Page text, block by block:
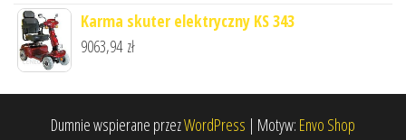
Karma skuter elektryczny KS 343
9063,94 zł
Dumnie wspierane przezWordPress | Motyw: Envo Shop